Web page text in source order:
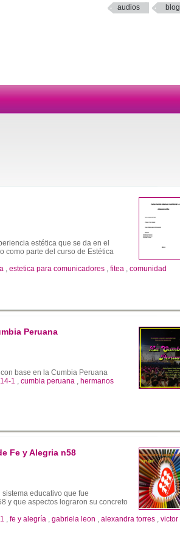
audios blog
estética que se da en el
como parte del curso de Estética
, estetica para comunicadores , fitea , comunidad
Peruana
base en la Cumbia Peruana
1 , cumbia peruana , hermanos
Fe y Alegria n58
educativo que fue
y que aspectos lograron su concreto
, fe y alegría , gabriela leon , alexandra torres , victor